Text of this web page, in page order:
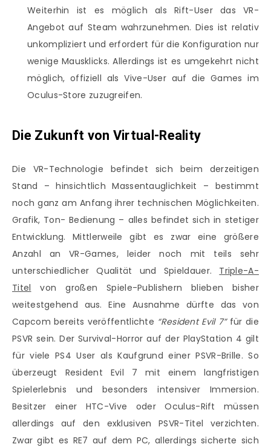
Weiterhin ist es möglich als Rift-User das VR-
Angebot auf Steam wahrzunehmen. Dies ist relativ
unkompliziert und erfordert für die Konfiguration nur
wenige Mausklicks. Allerdings ist es umgekehrt nicht
möglich, offiziell als Vive-User auf die Games im
Oculus-Store zuzugreifen.
Die Zukunft von Virtual-Reality
Die VR-Technologie befindet sich beim derzeitigen
Stand – hinsichtlich Massentauglichkeit – bestimmt
noch ganz am Anfang ihrer technischen Möglichkeiten.
Grafik, Ton- Bedienung – alles befindet sich in stetiger
Entwicklung. Mittlerweile gibt es zwar eine größere
Anzahl an VR-Games, leider noch mit teils sehr
unterschiedlicher Qualität und Spieldauer. Triple-A-
Titel von großen Spiele-Publishern blieben bisher
weitestgehend aus. Eine Ausnahme dürfte das von
Capcom bereits veröffentlichte “Resident Evil 7”für die
PSVR sein. Der Survival-Horror auf der PlayStation 4 gilt
für viele PS4 User als Kaufgrund einer PSVR-Brille. So
überzeugt Resident Evil 7 mit einem langfristigen
Spielerlebnis und besonders intensiver Immersion.
Besitzer einer HTC-Vive oder Oculus-Rift müssen
allerdings auf den exklusiven PSVR-Titel verzichten.
Zwar gibt es RE7 auf dem PC, allerdings sicherte sich